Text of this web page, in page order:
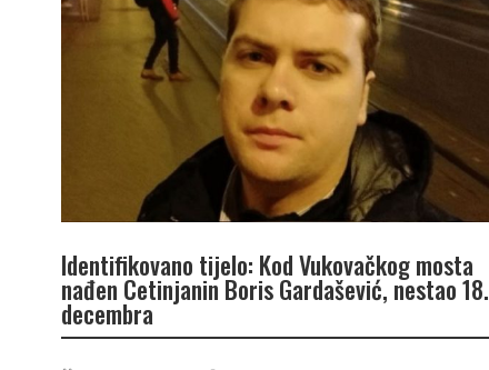
Identifikovano tijelo: Kod Vukovačkog mosta
nađen Cetinjanin Boris Gardašević, nestao 18.
decembra